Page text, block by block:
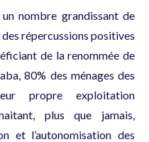
nombre grandissant de
répercussions positives
de la renommée de
80% des ménages des
propre exploitation
plus que jamais,
et l’autonomisation des